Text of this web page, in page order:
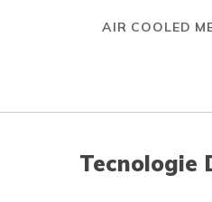
AIR COOLED
Tecnologie